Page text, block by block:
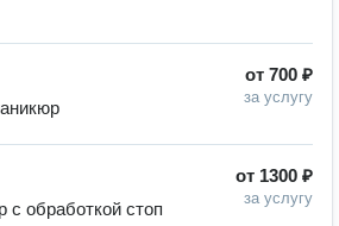
от 700 ₽
за услугу
от 1300 ₽
за услугу
обработкой стоп